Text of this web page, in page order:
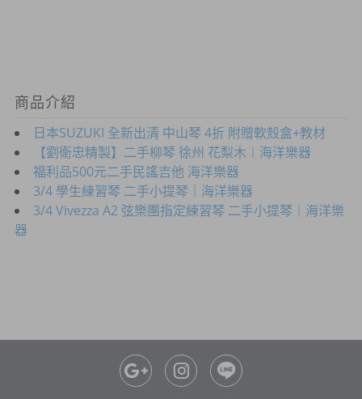
商品介紹
日本SUZUKI 全新出清 中山琴 4折 附贈軟殼盒+教材
【劉衛忠精製】二手柳琴 徐州 花梨木｜海洋樂器
福利品500元二手民謠吉他 海洋樂器
3/4 學生練習琴 二手小提琴｜海洋樂器
3/4 Vivezza A2 弦樂團指定練習琴 二手小提琴｜海洋樂
器